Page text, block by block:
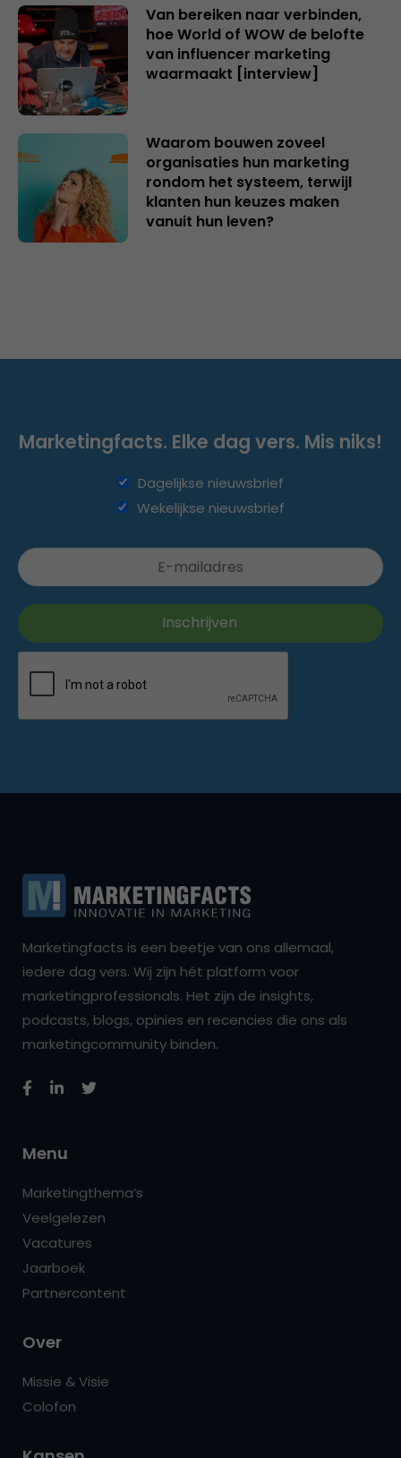
Van bereiken naar verbinden,
hoe World of WOW de belofte
van influencer marketing
waarmaakt [interview]
Waarom bouwen zoveel
organisaties hun marketing
rondom het systeem, terwijl
klanten hun keuzes maken
vanuit hun leven?
Marketingfacts. Elke dag vers. Mis niks!
Dagelijkse nieuwsbrief
Wekelijkse nieuwsbrief
Marketingfacts is een beetje van ons allemaal,
iedere dag vers. Wij zijn hét platform voor
marketingprofessionals. Het zijn de insights,
podcasts, blogs, opinies en recencies die ons als
marketingcommunity binden.
Menu
Marketingthema’s
Veelgelezen
Vacatures
Jaarboek
Partnercontent
Over
Missie & Visie
Colofon